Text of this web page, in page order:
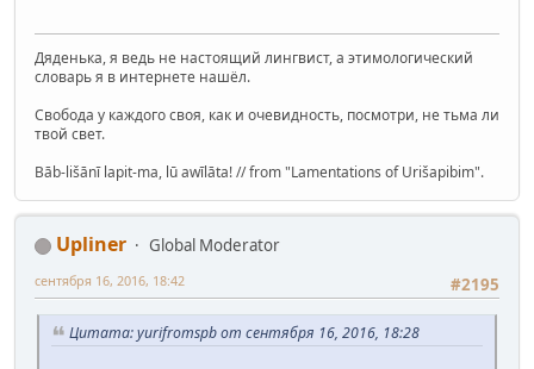
Дяденька, я ведь не настоящий лингвист, а этимологический
словарь я в интернете нашёл.
Свобода у каждого своя, как и очевидность, посмотри, не тьма ли
твой свет.
Bāb-lišānī lapit-ma, lū awīlāta! // from "Lamentations of Urišapibim".
Upliner
Global Moderator
#2195
сентября 16, 2016, 18:42
Цитата: yurifromspb от сентября 16, 2016, 18:28